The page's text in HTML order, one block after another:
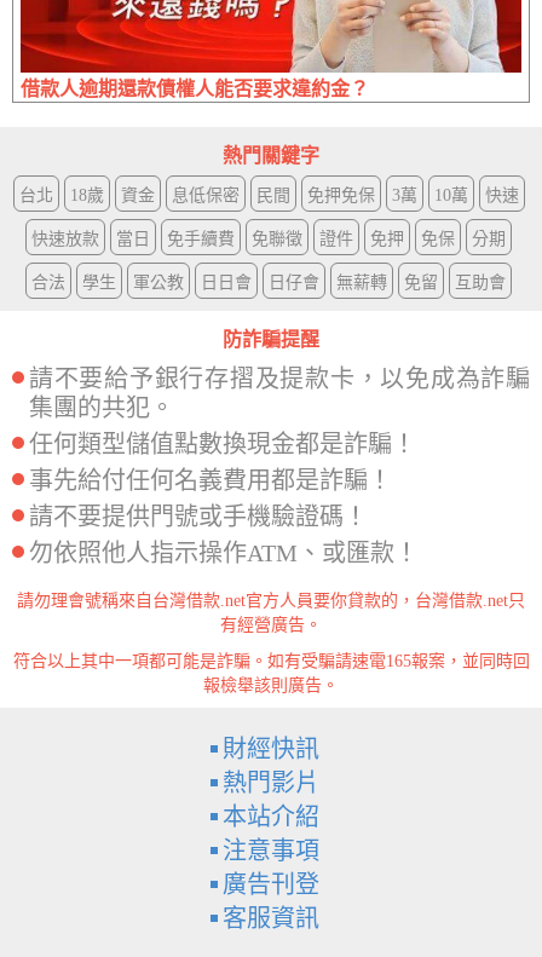
借款人逾期還款債權人能否要求違約金？
熱門關鍵字
台北 18歲 資金 息低保密 民間 免押免保 3萬 10萬 快速
快速放款 當日 免手續費 免聯徵 證件 免押 免保 分期
合法 學生 軍公教 日日會 日仔會 無薪轉 免留 互助會
防詐騙提醒
請不要給予銀行存摺及提款卡，以免成為詐騙
集團的共犯。
任何類型儲值點數換現金都是詐騙！
事先給付任何名義費用都是詐騙！
請不要提供門號或手機驗證碼！
勿依照他人指示操作ATM、或匯款！
請勿理會號稱來自台灣借款.net官方人員要你貸款的，台灣借款.net只
有經營廣告。
符合以上其中一項都可能是詐騙。如有受騙請速電165報案，並同時回
報檢舉該則廣告。
財經快訊
熱門影片
本站介紹
注意事項
廣告刊登
客服資訊